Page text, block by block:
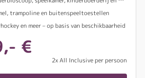
trampoline en buitenspeeltoestellen
en meer – op basis van beschikbaarheid
€
2x All Inclusive per persoon